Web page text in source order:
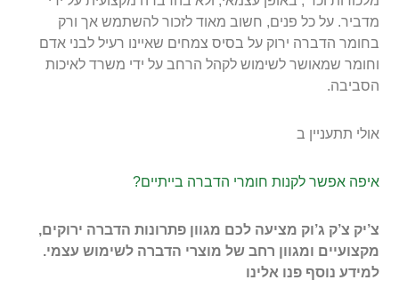
מדביר. על כל פנים, חשוב מאוד לזכור להשתמש אך ורק
בחומר הדברה ירוק על בסיס צמחים שאיינו רעיל לבני אדם
וחומר שמאושר לשימוש לקהל הרחב על ידי משרד לאיכות
הסביבה.
אולי תתעניין ב
איפה אפשר לקנות חומרי הדברה בייתיים?
צ’יק צ’ק ג’וק מציעה לכם מגוון פתרונות הדברה ירוקים,
מקצועיים ומגוון רחב של מוצרי הדברה לשימוש עצמי.
למידע נוסף פנו אלינו